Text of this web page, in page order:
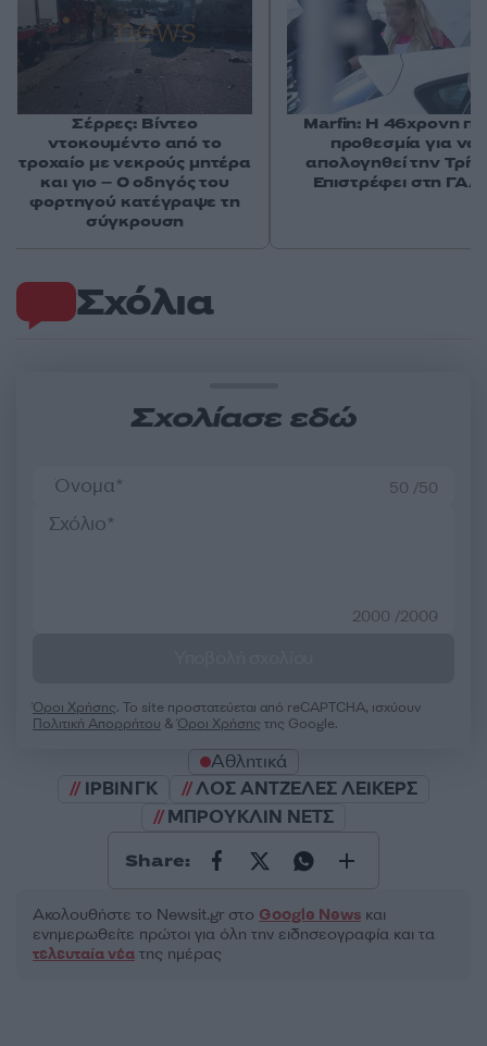
Σχόλια
Σχολίασε εδώ
50 /50
2000 /2000
Όροι Χρήσης. Το site προστατεύεται από reCAPTCHA, ισχύουν
Πολιτική Απορρήτου &Όροι Χρήσης της Google.
Αθλητικά
ΙΡΒΙΝΓΚ
ΛΟΣ ΑΝΤΖΕΛΕΣ ΛΕΙΚΕΡΣ
ΜΠΡΟΥΚΛΙΝ ΝΕΤΣ
Share:
Ακολουθήστε το Νewsit.gr στο Google News και
ενημερωθείτε πρώτοι για όλη την ειδησεογραφία και τα
τελευταία νέα της ημέρας
Σέρρες: Βίντεο
ντοκουμέντο από το
τροχαίο με νεκρούς μητέρα
και γιο – Ο οδηγός του
φορτηγού κατέγραψε τη
σύγκρουση
Marfin: Η 46χρονη
προθεσμία για να
απολογηθεί την
Επιστρέφει στη